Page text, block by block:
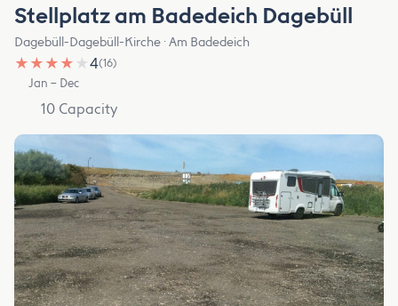
Stellplatz am Badedeich Dagebüll
Dagebüll-Dagebüll-Kirche · Am Badedeich
★ ★ ★ ★ ★4(16)
Jan – Dec
10 Capacity